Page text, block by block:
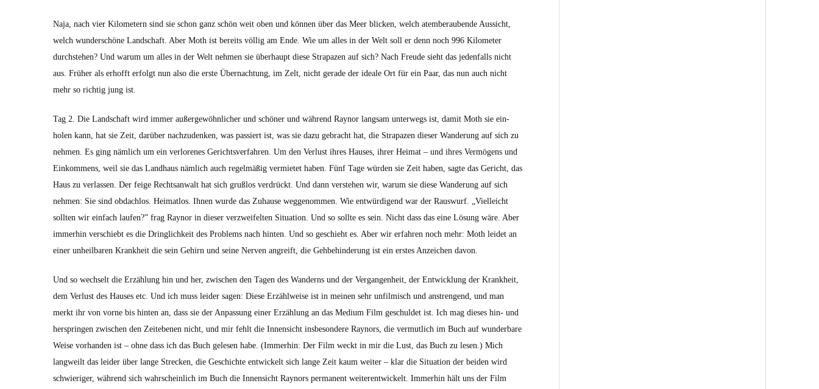
Naja, nach vier Kilo­me­tern sind sie schon ganz schön weit oben und kön­nen über das Meer blick­en, welch atem­ber­aubende Aus­sicht,
welch wun­der­schöne Land­schaft. Aber Moth ist bere­its völ­lig am Ende. Wie um alles in der Welt soll er denn noch 996 Kilo­me­ter
durch­ste­hen? Und warum um alles in der Welt nehmen sie über­haupt diese Stra­pazen auf sich? Nach Freude sieht das jeden­falls nicht
aus. Früher als erhofft erfol­gt nun also die erste Über­nach­tung, im Zelt, nicht ger­ade der ide­ale Ort für ein Paar, das nun auch nicht
mehr so richtig jung ist.
Tag 2. Die Land­schaft wird immer außergewöhn­lich­er und schön­er und während Raynor langsam unter­wegs ist, damit Moth sie ein­
holen kann, hat sie Zeit, darüber nachzu­denken, was passiert ist, was sie dazu gebracht hat, die Stra­pazen dieser Wan­derung auf sich zu
nehmen. Es ging näm­lich um ein ver­lorenes Gerichtsver­fahren. Um den Ver­lust ihres Haus­es, ihrer Heimat – und ihres Ver­mö­gens und
Einkom­mens, weil sie das Land­haus näm­lich auch regelmäßig ver­mi­etet haben. Fünf Tage wür­den sie Zeit haben, sagte das Gericht, das
Haus zu ver­lassen. Der feige Recht­san­walt hat sich gruß­los ver­drückt. Und dann ver­ste­hen wir, warum sie diese Wan­derung auf sich
nehmen: Sie sind obdach­los. Heimat­los. Ihnen wurde das Zuhause weggenom­men. Wie entwürdi­gend war der Rauswurf. „Vielle­icht
soll­ten wir ein­fach laufen?” frag Raynor in dieser verzweifel­ten Sit­u­a­tion. Und so sollte es sein. Nicht dass das eine Lösung wäre. Aber
immer­hin ver­schiebt es die Dringlichkeit des Prob­lems nach hin­ten. Und so geschieht es. Aber wir erfahren noch mehr: Moth lei­det an
ein­er unheil­baren Krankheit die sein Gehirn und seine Ner­ven angreift, die Gehbe­hin­derung ist ein erstes Anze­ichen davon.
Und so wech­selt die Erzäh­lung hin und her, zwis­chen den Tagen des Wan­derns und der Ver­gan­gen­heit, der Entwick­lung der Krankheit,
dem Ver­lust des Haus­es etc. Und ich muss lei­der sagen: Diese Erzählweise ist in meinen sehr unfilmisch und anstren­gend, und man
merkt ihr von vorne bis hin­ten an, dass sie der Anpas­sung ein­er Erzäh­lung an das Medi­um Film geschuldet ist. Ich mag dieses hin- und
her­sprin­gen zwis­chen den Zeit­ebe­nen nicht, und mir fehlt die Innen­sicht ins­beson­dere Raynors, die ver­mut­lich im Buch auf wun­der­bare
Weise vorhan­den ist – ohne dass ich das Buch gele­sen habe. (Immer­hin: Der Film weckt in mir die Lust, das Buch zu lesen.) Mich
lang­weilt das lei­der über lange Streck­en, die Geschichte entwick­elt sich lange Zeit kaum weit­er – klar die Sit­u­a­tion der bei­den wird
schwieriger, während sich wahrschein­lich im Buch die Innen­sicht Raynors per­ma­nent weit­er­en­twick­elt. Immer­hin hält uns der Film